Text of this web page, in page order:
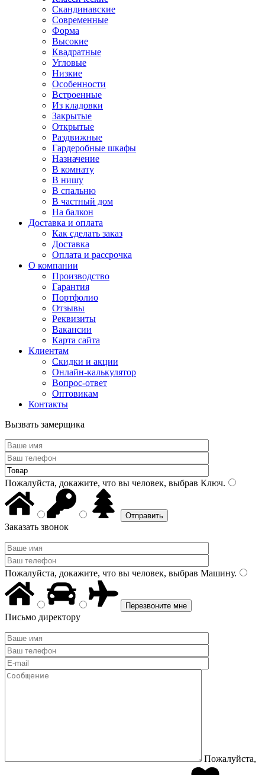
Скандинавские
Современные
Форма
Высокие
Квадратные
Угловые
Низкие
Особенности
Встроенные
Из кладовки
Закрытые
Открытые
Раздвижные
Гардеробные шкафы
Назначение
В комнату
В нишу
В спальню
В частный дом
На балкон
Доставка и оплата
Как сделать заказ
Доставка
Оплата и рассрочка
О компании
Производство
Гарантия
Портфолио
Отзывы
Реквизиты
Вакансии
Карта сайта
Клиентам
Скидки и акции
Онлайн-калькулятор
Вопрос-ответ
Оптовикам
Контакты
Вызвать замерщика
Пожалуйста, докажите, что вы человек, выбрав Ключ.
Заказать звонок
Пожалуйста, докажите, что вы человек, выбрав Машину.
Письмо директору
Пожалуйста,